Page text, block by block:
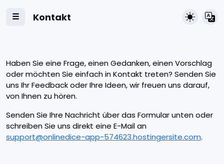
☰ Kontakt
Haben Sie eine Frage, einen Gedanken, einen Vorschlag
oder möchten Sie einfach in Kontakt treten? Senden Sie
uns Ihr Feedback oder Ihre Ideen, wir freuen uns darauf,
von Ihnen zu hören.
Senden Sie Ihre Nachricht über das Formular unten oder
schreiben Sie uns direkt eine E-Mail an
support@onlinedice-app-574623.hostingersite.com.